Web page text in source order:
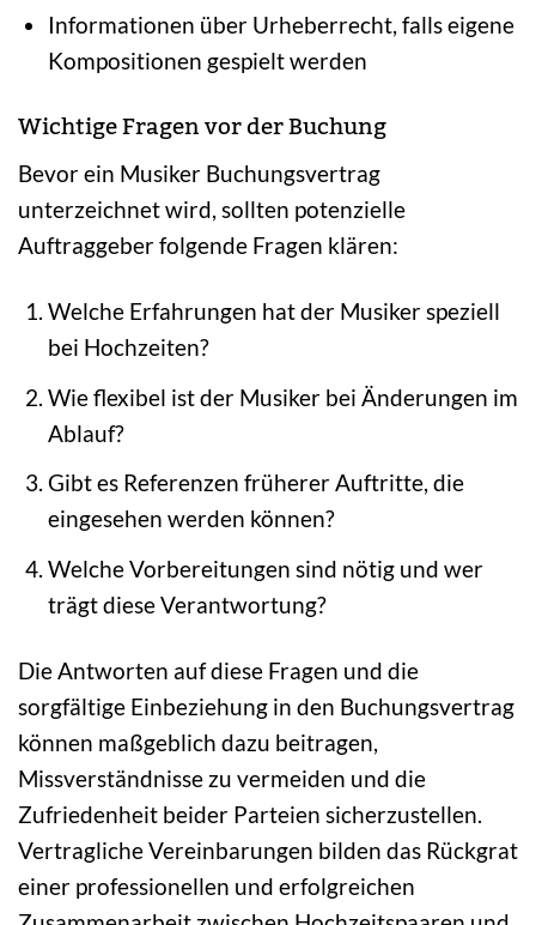
Informationen über Urheberrecht, falls eigene
Kompositionen gespielt werden
Wichtige Fragen vor der Buchung
Bevor ein Musiker Buchungsvertrag
unterzeichnet wird, sollten potenzielle
Auftraggeber folgende Fragen klären:
Welche Erfahrungen hat der Musiker speziell
bei Hochzeiten?
Wie flexibel ist der Musiker bei Änderungen im
Ablauf?
Gibt es Referenzen früherer Auftritte, die
eingesehen werden können?
Welche Vorbereitungen sind nötig und wer
trägt diese Verantwortung?
Die Antworten auf diese Fragen und die
sorgfältige Einbeziehung in den Buchungsvertrag
können maßgeblich dazu beitragen,
Missverständnisse zu vermeiden und die
Zufriedenheit beider Parteien sicherzustellen.
Vertragliche Vereinbarungen bilden das Rückgrat
einer professionellen und erfolgreichen